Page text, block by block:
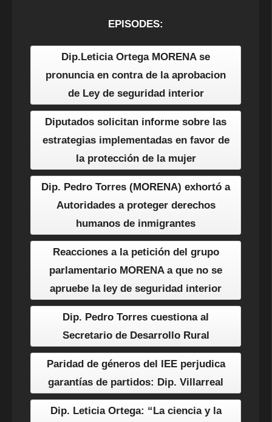
EPISODES:
Dip.Leticia Ortega MORENA se
pronuncia en contra de la aprobacion
de Ley de seguridad interior
Diputados solicitan informe sobre las
estrategias implementadas en favor de
la protección de la mujer
Dip. Pedro Torres (MORENA) exhortó a
Autoridades a proteger derechos
humanos de inmigrantes
Reacciones a la petición del grupo
parlamentario MORENA a que no se
apruebe la ley de seguridad interior
Dip. Pedro Torres cuestiona al
Secretario de Desarrollo Rural
Paridad de géneros del IEE perjudica
garantías de partidos: Dip. Villarreal
Dip. Leticia Ortega: “La ciencia y la